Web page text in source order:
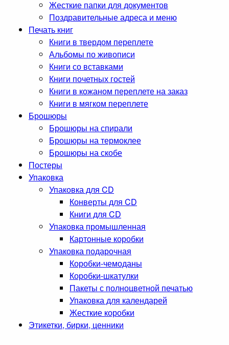
Жесткие папки для документов
Поздравительные адреса и меню
Печать книг
Книги в твердом переплете
Альбомы по живописи
Книги со вставками
Книги почетных гостей
Книги в кожаном переплете на заказ
Книги в мягком переплете
Брошюры
Брошюры на спирали
Брошюры на термоклее
Брошюры на скобе
Постеры
Упаковка
Упаковка для CD
Конверты для CD
Книги для CD
Упаковка промышленная
Картонные коробки
Упаковка подарочная
Коробки-чемоданы
Коробки-шкатулки
Пакеты с полноцветной печатью
Упаковка для календарей
Жесткие коробки
Этикетки, бирки, ценники